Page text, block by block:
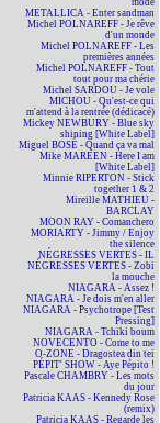
mode
METALLICA - Enter sandman
Michel POLNAREFF - Je rêve
d'un monde
Michel POLNAREFF - Les
premières années
Michel POLNAREFF - Tout
tout pour ma chérie
Michel SARDOU - Je vole
MICHOU - Qu'est-ce qui
m'attend à la rentrée (dédicacé)
Mickey NEWBURY - Blue sky
shining [White Label]
Miguel BOSÉ - Quand ça va mal
Mike MAREEN - Here I am
[White Label]
Minnie RIPERTON - Stick
together 1 & 2
Mireille MATHIEU -
BARCLAY
MOON RAY - Comanchero
MORIARTY - Jimmy / Enjoy
the silence
NÉGRESSES VERTES - IL
NÉGRESSES VERTES - Zobi
la mouche
NIAGARA - Assez !
NIAGARA - Je dois m'en aller
NIAGARA - Psychotrope [Test
Pressing]
NIAGARA - Tchiki boum
NOVECENTO - Come to me
O-ZONE - Dragostea din teï
PÉPIT' SHOW - Aye Pépito !
Pascale CHAMBRY - Les mots
du jour
Patricia KAAS - Kennedy Rose
(remix)
Patricia KAAS - Regarde les